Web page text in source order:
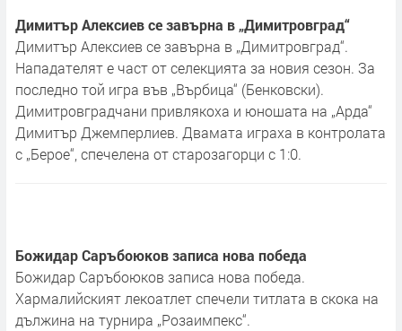
Димитър Алексиев се завърна в „Димитровград“
Димитър Алексиев се завърна в „Димитровград“.
Нападателят е част от селекцията за новия сезон. За
последно той игра във „Върбица“ (Бенковски).
Димитровградчани привлякоха и юношата на „Арда“
Димитър Джемперлиев. Двамата играха в контролата
с „Берое“, спечелена от старозагорци с 1:0.
Божидар Саръбоюков записа нова победа
Божидар Саръбоюков записа нова победа.
Хармалийският лекоатлет спечели титлата в скока на
дължина на турнира „Розаимпекс“.